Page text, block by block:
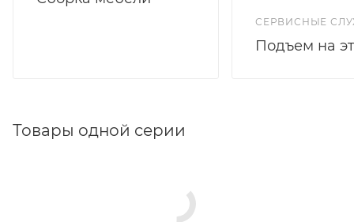
СЕРВИСНЫЕ
Подъем на
Товары одной серии